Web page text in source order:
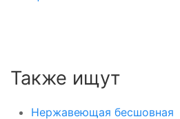
Также ищут
Нержавеющая бесшовная